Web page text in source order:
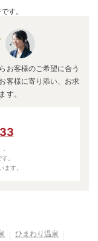
す。
お客様のご希望に合う
客様に寄り添い、お求
す。
。
す。
ひまわり温泉